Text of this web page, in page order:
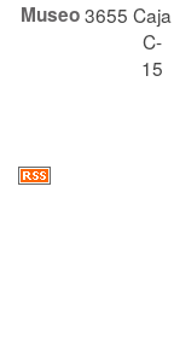
Museo3655 Caja
C-
15